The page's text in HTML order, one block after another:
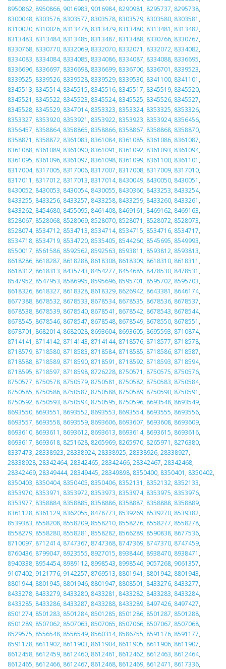
8950862, 8950866, 9016983, 9016984, 8290981 , 8295737, 8295738,
8300048, 8303576, 8303577, 8303578, 8303579, 8303580, 8303581 ,
8310020, 8310026, 8313478, 8313479, 8313480, 8313481 , 8313482,
8313483, 8313484, 8313485, 8313487, 8313488, 8330766, 8330767,
8330768, 8330770, 8332069, 8332070, 8332071 , 8332072, 8334082,
8334083, 8334084, 8334085, 8334086, 8334087, 8334088, 8336695,
8336696, 8336697, 8336698, 8336699, 8336700, 8336701 , 8339523,
8339525, 8339526, 8339528, 8339529, 8339530, 8341100, 8341101 ,
8345513, 8345514, 8345515, 8345516, 8345517, 8345519, 8345520,
8345521 , 8345522, 8345523, 8345524, 8345525, 8345526, 8345527,
8345528, 8345529, 8347014, 8353323, 8353324, 8353325, 8353326,
8353327, 8353920, 8353921 , 8353922, 8353923, 8353924, 8356456,
8356457, 8358864, 8358865, 8358866, 8358867, 8358868, 8358870,
8358871 , 8358872, 8361083, 8361084, 8361085, 8361086, 8361087,
8361088, 8361089, 8361090, 8361091 , 8361092, 8361093, 8361094,
8361095, 8361096, 8361097, 8361098, 8361099, 8361100, 8361101 ,
8317004, 8317005, 8317006, 8317007, 8317008, 8317009, 8317010,
8317011 , 8317012, 8317013, 8317014, 8430049, 8430050, 8430051 ,
8430052, 8430053, 8430054, 8430055, 8430360, 8433253, 8433254,
8433255, 8433256, 8433257, 8433258, 8433259, 8433260, 8433261 ,
8433262, 8454680, 8455095, 8461408, 8469161 , 8469162, 8469163,
8528067, 8528068, 8528069, 8528070, 8528071 , 8528072, 8528073,
8528074, 8534712, 8534713, 8534714, 8534715, 8534716, 8534717,
8534718, 8534719, 8534720, 8535405, 8544260, 8545695, 8549993,
8550017, 8561586, 8592562, 8592563, 8593811 , 8593812, 8593813,
8618286, 8618287, 8618288, 8618308, 8618309, 8618310, 8618311 ,
8618312, 8618313, 8435743, 8454277, 8454685, 8478530, 8478531 ,
8547952, 8547953, 8586995, 8595696, 8595701 , 8595702, 8595703,
8618326, 8618327, 8618328, 8618329, 8626942, 8643381 , 8646174,
8677388, 8678532, 8678533, 8678534, 8678535, 8678536, 8678537,
8678538, 8678539, 8678540, 8678541 , 8678542, 8678543, 8678544,
8678545, 8678546, 8678547, 8678548, 8678549, 8678550, 8678551 ,
8678701 , 8682014, 8682028, 8693604, 8693605, 8695593, 8710874,
8714141 , 8714142, 8714143, 8714144, 8718576, 8718577, 8718578,
8718579, 8718580, 8718583, 8718584, 8718585, 8718586, 8718587,
8718588, 8718589, 8718590, 8718591 , 8718592, 8718593, 8718594,
8718595, 8718597, 8718598, 8726228, 8750571 , 8750575, 8750576,
8750577, 8750578, 8750579, 8750581 , 8750582, 8750583, 8750584,
8750585, 8750586, 8750587, 8750588, 8750589, 8750590, 8750591 ,
8750592, 8750593, 8750594, 8750595, 8750596, 8693548, 8693549,
8693550, 8693551 , 8693552, 8693553, 8693554, 8693555, 8693556,
8693557, 8693558, 8693559, 8693606, 8693607, 8693608, 8693609,
8693610, 8693611 , 8693612, 8693613, 8693614, 8693615, 8693616,
8693617, 8693618, 8251628, 8265969, 8265970, 8265971 , 8276380,
8337473, 28338923, 28338924, 28338925, 28338926, 28338927,
28338928, 28342464, 28342465, 28342466, 28342467, 28342468,
28342469, 28349444, 28349445, 28349898, 8350400, 8350401 , 8350402,
8350403, 8350404, 8350405, 8350406, 8352131 , 8352132, 8352133,
8353970, 8353971 , 8353972, 8353973, 8353974, 8353975, 8353976,
8353977, 8358884, 8358885, 8358886, 8358887, 8358888, 8358889,
8361128, 8361129, 8362055, 8478773, 8539269, 8539270, 8539382,
8539383, 8558208, 8558209, 8558210, 8558276, 8558277, 8558278,
8558279, 8558280, 8558281 , 8558282, 8566289, 8590838, 8677536,
8710097, 8712414, 8747367, 8747368, 8747369, 8747370, 8747459,
8760436, 8799047, 8923555, 8927015, 8938446, 8938470, 8938471 ,
8940338, 8954454, 8989112, 8998543, 8998546, 9057268, 9061357,
9107402, 9121776, 9142257, 8769513, 8801941 , 8801942, 8801943,
8801944, 8801945, 8801946, 8801947, 8808501 , 8433276, 8433277,
8433278, 8433279, 8433280, 8433281 , 8433282, 8433283, 8433284,
8433285, 8433286, 8433287, 8433288, 8433289, 8497426, 8497427,
8501274, 8501283, 8501284, 8501285, 8501286, 8501287, 8501288,
8501289, 8507062, 8507063, 8507065, 8507066, 8507067, 8507068,
8529575, 8556548, 8556549, 8560314, 8586755, 8591176, 8591177,
8591178, 8611902, 8611903, 8611904, 8611905, 8611906, 8611907,
8612458, 8612459, 8612460, 8612461 , 8612462, 8612463, 8612464,
8612465, 8612466, 8612467, 8612468, 8612469, 8612471 , 8617336,